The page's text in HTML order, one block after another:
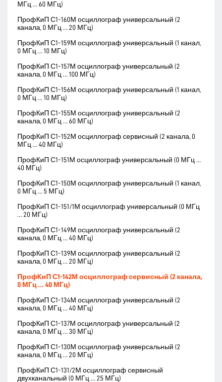
МГц … 60 МГц)
ПрофКиП С1-160М осциллограф универсальный (2
канала, 0 МГц … 20 МГц)
ПрофКиП С1-159М осциллограф универсальный (1 канал,
0 МГц … 10 МГц)
ПрофКиП С1-157М осциллограф универсальный (2
канала, 0 МГц … 100 МГц)
ПрофКиП С1-156М осциллограф универсальный (1 канал,
0 МГц … 10 МГц)
ПрофКиП С1-155М осциллограф универсальный (2
канала, 0 МГц … 60 МГц)
ПрофКиП С1-152М осциллограф сервисный (2 канала, 0
МГц … 40 МГц)
ПрофКиП С1-151М осциллограф универсальный (0 МГц …
40 МГц)
ПрофКиП С1-150М осциллограф универсальный (1 канал,
0 МГц … 5 МГц)
ПрофКиП С1-151/1М осциллограф универсальный (0 МГц
… 20 МГц)
ПрофКиП С1-149М осциллограф универсальный (2
канала, 0 МГц … 40 МГц)
ПрофКиП С1-139М осциллограф универсальный (2
канала, 0 МГц … 20 МГц)
ПрофКиП С1-142М осциллограф сервисный (2 канала,
0 МГц … 40 МГц)
ПрофКиП С1-134М осциллограф универсальный (2
канала, 0 МГц … 40 МГц)
ПрофКиП С1-137М осциллограф универсальный (2
канала, 0 МГц … 30 МГц)
ПрофКиП С1-130М осциллограф универсальный (2
канала, 0 МГц … 20 МГц)
ПрофКиП С1-131/2М осциллограф сервисный
двухканальный (0 МГц … 25 МГц)